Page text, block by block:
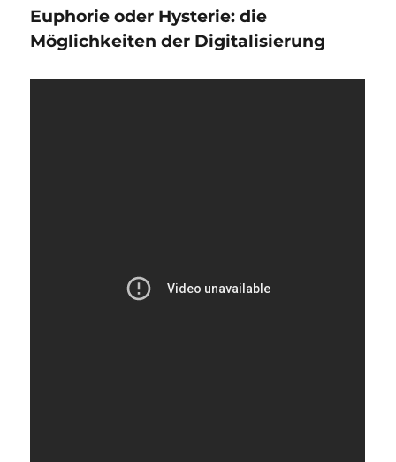
Euphorie oder Hysterie: die
Möglichkeiten der Digitalisierung